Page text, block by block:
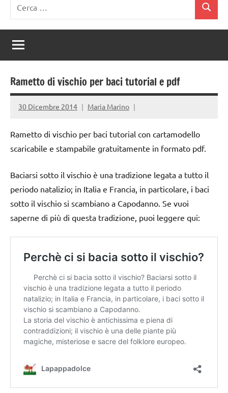
per:
Cerca
Rametto di vischio per baci tutorial e pdf
30 Dicembre 2014 Maria Marino
Rametto di vischio per baci tutorial con cartamodello
scaricabile e stampabile gratuitamente in formato pdf.
Baciarsi sotto il vischio è una tradizione legata a tutto il
periodo natalizio; in Italia e Francia, in particolare, i baci
sotto il vischio si scambiano a Capodanno. Se vuoi
saperne di più di questa tradizione, puoi leggere qui: